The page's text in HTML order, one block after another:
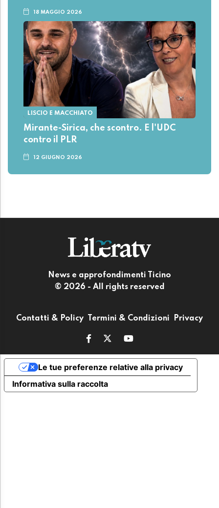
18 MAGGIO 2026
LISCIO E MACCHIATO
Mirante-Sirica, che scontro. E l'UDC
contro il PLR
12 GIUGNO 2026
News e approfondimenti Ticino
© 2026 - All rights reserved
Contatti & Policy Termini & Condizioni Privacy
Informativa sulla raccolta
Le tue preferenze relative alla privacy